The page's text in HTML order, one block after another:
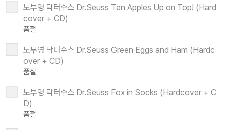
노부영 닥터수스 Dr.Seuss Ten Apples Up on Top! (Hard
cover + CD)
품절
노부영 닥터수스 Dr.Seuss Green Eggs and Ham (Hardc
over + CD)
품절
노부영 닥터수스 Dr.Seuss Fox in Socks (Hardcover + C
D)
품절